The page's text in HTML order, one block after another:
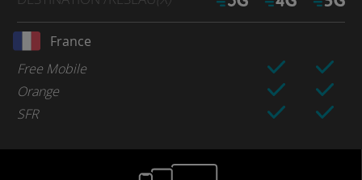
France
Free Mobile
Orange
SFR